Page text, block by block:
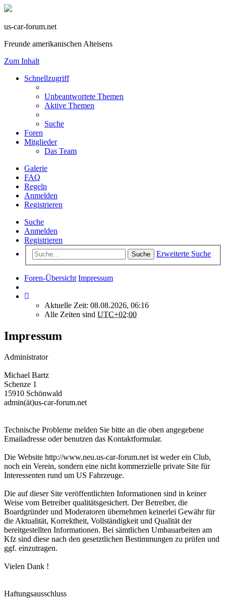
us-car-forum.net
Freunde amerikanischen Alteisens
Zum Inhalt
Schnellzugriff
Unbeantwortete Themen
Aktive Themen
Suche
Foren
Mitglieder
Das Team
Galerie
FAQ
Regeln
Anmelden
Registrieren
Suche
Anmelden
Registrieren
Suche Erweiterte Suche
Foren-Übersicht Impressum
Aktuelle Zeit: 08.08.2026, 06:16
Alle Zeiten sind UTC+02:00
Impressum
Administrator
Michael Bartz
Schenze 1
15910 Schönwald
admin(ät)us-car-forum.net
Technische Probleme melden Sie bitte an die oben angegebene
Emailadresse oder benutzen das Kontaktformular.
Die Website http://www.neu.us-car-forum.net ist weder ein Club,
noch ein Verein, sondern eine nicht kommerzielle private Site für
Interessenten rund um US Fahrzeuge.
Die auf dieser Site veröffentlichten Informationen sind in keiner
Weise vom Betreiber qualitätsgesichert. Der Betreiber, die
Boardgründer und Moderatoren übernehmen keinerlei Gewähr für
die Aktualität, Korrektheit, Vollständigkeit und Qualität der
bereitgestellten Informationen. Bei sämtlichen Umbauarbeiten am
Kfz sind diese nach den gesetztlichen Bestimmungen zu prüfen und
ggf. einzutragen.
Vielen Dank !
Haftungsausschluss